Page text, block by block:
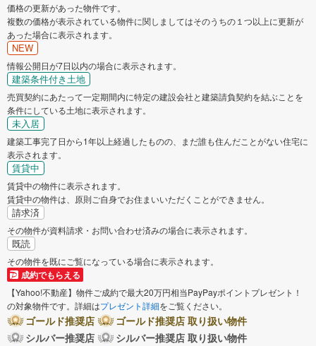
価格の更新があった物件です。
複数の価格が表示されている物件に関しましてはそのうちの１つ以上に更新が
あった場合に表示されます。
NEW
情報公開日が7日以内の場合に表示されます。
建築条件付き土地
売買契約にあたって一定期間内に特定の建設会社と建築請負契約を結ぶことを
条件にしている土地に表示されます。
未入居
建築工事完了日から1年以上経過したものの、まだ誰も住んだことがない住宅に
表示されます。
賃貸中
賃貸中の物件に表示されます。
賃貸中の物件は、原則ご自身でお住まいいただくことができません。
請求済
その物件が資料請求・お問い合わせ済みの場合に表示されます。
既読
その物件を既にご覧になっている場合に表示されます。
成約でもらえる
【Yahoo!不動産】物件ご成約で最大20万円相当PayPayポイントプレゼント！
の対象物件です。詳細はプレゼント詳細をご覧ください。
ゴールド推奨店
ゴールド推奨店 取り扱い物件
シルバー推奨店
シルバー推奨店 取り扱い物件